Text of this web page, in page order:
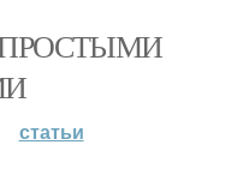
статьи